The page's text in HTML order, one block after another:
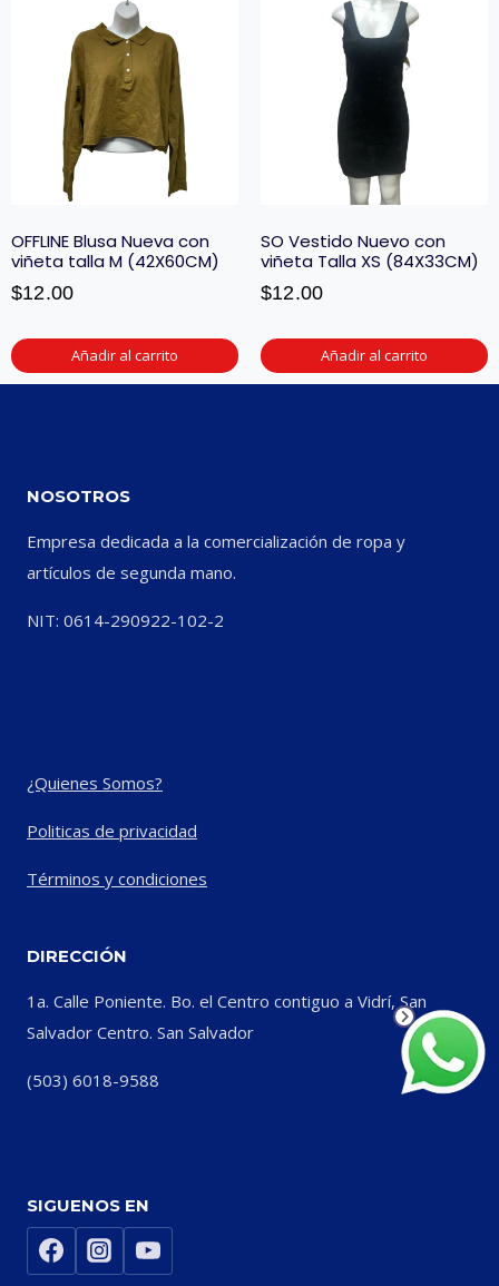
OFFLINE Blusa Nueva con
viñeta talla M (42X60CM)
$12.00
Añadir al carrito
SO Vestido Nuevo con
viñeta Talla XS (84X33CM)
$12.00
Añadir al carrito
NOSOTROS
Empresa dedicada a la comercialización de ropa y
artículos de segunda mano.
NIT: 0614-290922-102-2
¿Quienes Somos?
Politicas de privacidad
Términos y condiciones
DIRECCIÓN
1a. Calle Poniente. Bo. el Centro contiguo a Vidrí, San
Salvador Centro. San Salvador
(503) 6018-9588
SIGUENOS EN